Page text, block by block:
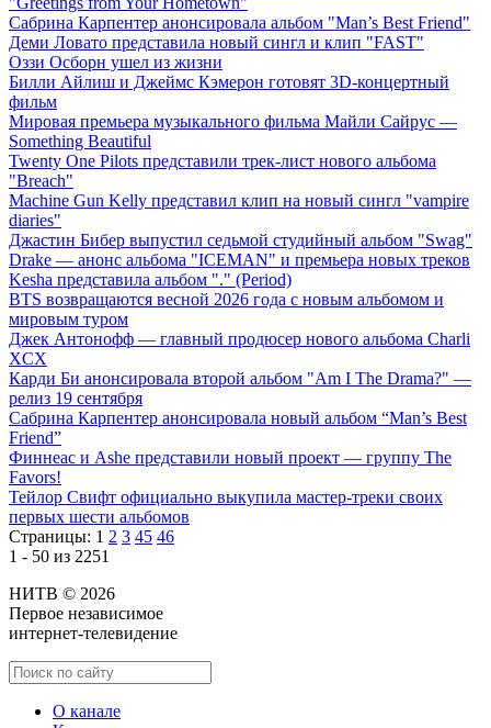
Сабрина Карпентер анонсировала альбом "Man’s Best Friend"
Деми Ловато представила новый сингл и клип "FAST"
Оззи Осборн ушел из жизни
Билли Айлиш и Джеймс Кэмерон готовят 3D-концертный
фильм
Мировая премьера музыкального фильма Майли Сайрус —
Something Beautiful
Twenty One Pilots представили трек-лист нового альбома
"Breach"
Machine Gun Kelly представил клип на новый сингл "vampire
diaries"
Джастин Бибер выпустил седьмой студийный альбом "Swag"
Drake — анонс альбома "ICEMAN" и премьера новых треков
Kesha представила альбом "." (Period)
BTS возвращаются весной 2026 года с новым альбомом и
мировым туром
Джек Антонофф — главный продюсер нового альбома Charli
XCX
Карди Би анонсировала второй альбом "Am I The Drama?" —
релиз 19 сентября
Сабрина Карпентер анонсировала новый альбом “Man’s Best
Friend”
Финнеас и Ashe представили новый проект — группу The
Favors!
Тейлор Свифт официально выкупила мастер-треки своих
первых шести альбомов
Страницы: 1 2 3 45 46
1 - 50 из 2251
НИТВ © 2026
Первое независимое
интернет-телевидение
О канале